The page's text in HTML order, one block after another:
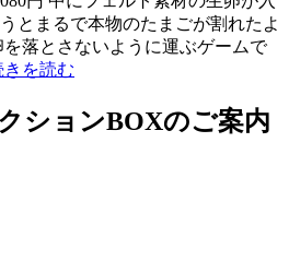
とまるで本物のたまごが割れたよ
落とさないように運ぶゲームで
きを読む
ションBOXのご案内